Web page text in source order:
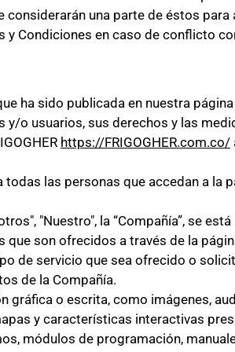
una parte de éstos
Condiciones en caso de conflicto
ha sido publicada en nuestra
o usuarios, sus derechos y las
https://FRIGOGHER.com.co/
todas las personas que accedan a la
"Nuestro", la “Compañía”, se
son ofrecidos a través de la
de servicio que sea ofrecido o
de la Compañía.
gráfica o escrita, como imágenes,
y características interactivas
módulos de programación,